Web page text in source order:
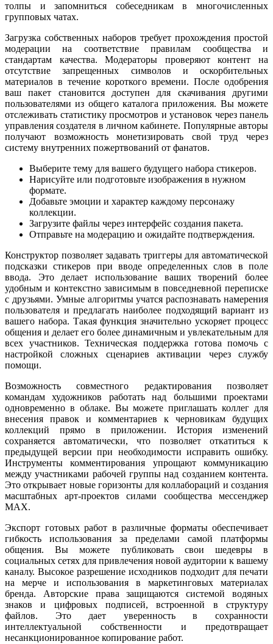
толпы и запомниться собеседникам в многочисленных
групповых чатах.
Загрузка собственных наборов требует прохождения простой
модерации на соответствие правилам сообщества и
стандартам качества. Модераторы проверяют контент на
отсутствие запрещенных символов и оскорбительных
материалов в течение короткого времени. После одобрения
ваш пакет становится доступен для скачивания другими
пользователями из общего каталога приложения. Вы можете
отслеживать статистику просмотров и установок через панель
управления создателя в личном кабинете. Популярные авторы
получают возможность монетизировать свой труд через
систему внутренних пожертвований от фанатов.
Выберите тему для вашего будущего набора стикеров.
Нарисуйте или подготовьте изображения в нужном
формате.
Добавьте эмоции и характер каждому персонажу
коллекции.
Загрузите файлы через интерфейс создания пакета.
Отправьте на модерацию и ожидайте подтверждения.
Конструктор позволяет задавать триггеры для автоматической
подсказки стикеров при вводе определенных слов в поле
ввода. Это делает использование ваших творений более
удобным и контекстно зависимым в повседневной переписке
с друзьями. Умные алгоритмы учатся распознавать намерения
пользователя и предлагать наиболее подходящий вариант из
вашего набора. Такая функция значительно ускоряет процесс
общения и делает его более динамичным и увлекательным для
всех участников. Техническая поддержка готова помочь с
настройкой сложных сценариев активации через службу
помощи.
Возможность совместного редактирования позволяет
командам художников работать над большими проектами
одновременно в облаке. Вы можете приглашать коллег для
внесения правок и комментариев к черновикам будущих
коллекций прямо в приложении. История изменений
сохраняется автоматически, что позволяет откатиться к
предыдущей версии при необходимости исправить ошибку.
Инструменты комментирования упрощают коммуникацию
между участниками рабочей группы над созданием контента.
Это открывает новые горизонты для коллабораций и создания
масштабных арт-проектов силами сообщества мессенджер
MAX.
Экспорт готовых работ в различные форматы обеспечивает
гибкость использования за пределами самой платформы
общения. Вы можете публиковать свои шедевры в
социальных сетях для привлечения новой аудитории к вашему
каналу. Высокое разрешение исходников подходит для печати
на мерче и использования в маркетинговых материалах
бренда. Авторские права защищаются системой водяных
знаков и цифровых подписей, встроенной в структуру
файлов. Это дает уверенность в сохранности
интеллектуальной собственности и предотвращает
несанкционированное копирование работ.